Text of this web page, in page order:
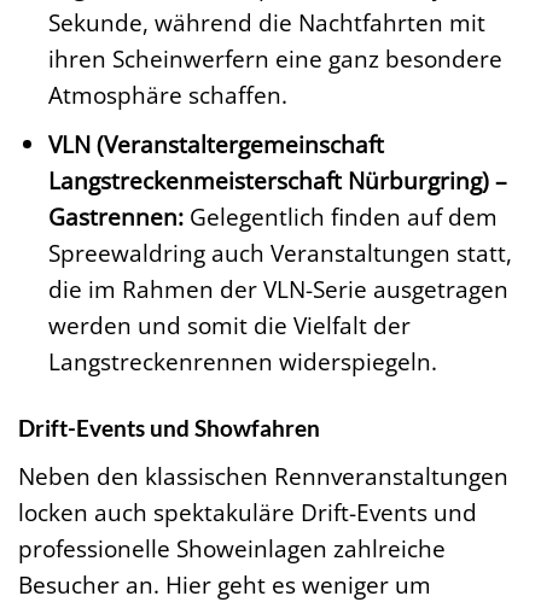
Sekunde, während die Nachtfahrten mit
ihren Scheinwerfern eine ganz besondere
Atmosphäre schaffen.
VLN (Veranstaltergemeinschaft
Langstreckenmeisterschaft Nürburgring) –
Gastrennen:Gelegentlich finden auf dem
Spreewaldring auch Veranstaltungen statt,
die im Rahmen der VLN-Serie ausgetragen
werden und somit die Vielfalt der
Langstreckenrennen widerspiegeln.
Drift-Events und Showfahren
Neben den klassischen Rennveranstaltungen
locken auch spektakuläre Drift-Events und
professionelle Showeinlagen zahlreiche
Besucher an. Hier geht es weniger um